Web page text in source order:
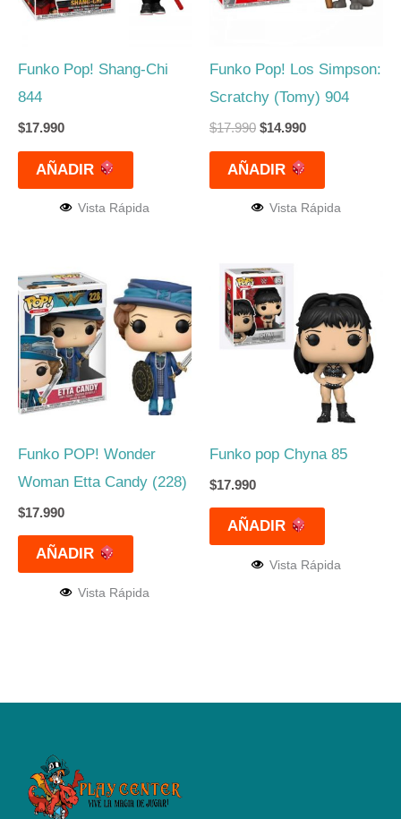
Funko Pop! Shang-Chi
844
$17.990
AÑADIR
Vista Rápida
Funko Pop! Los Simpson:
Scratchy (Tomy) 904
$17.990 $14.990
AÑADIR
Vista Rápida
Funko POP! Wonder
Woman Etta Candy (228)
$17.990
AÑADIR
Vista Rápida
Funko pop Chyna 85
$17.990
AÑADIR
Vista Rápida